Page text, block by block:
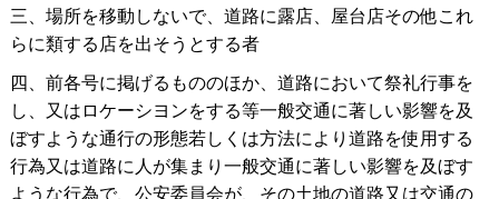
三、場所を移動しないで、道路に露店、屋台店その他これ
らに類する店を出そうとする者
四、前各号に掲げるもののほか、道路において祭礼行事を
し、又はロケーシヨンをする等一般交通に著しい影響を及
ぼすような通行の形態若しくは方法により道路を使用する
行為又は道路に人が集まり一般交通に著しい影響を及ぼす
ような行為で、公安委員会が、その土地の道路又は交通の